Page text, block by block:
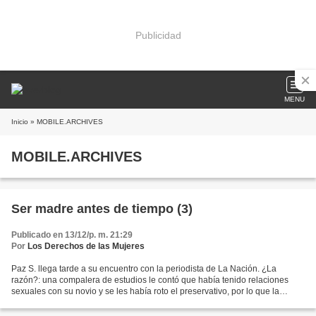
Publicidad
MENU
Inicio » MOBILE.ARCHIVES
MOBILE.ARCHIVES
Ser madre antes de tiempo (3)
Publicado en 13/12/p. m. 21:29
Por Los Derechos de las Mujeres
Paz S. llega tarde a su encuentro con la periodista de La Nación. ¿La
razón?: una compalera de estudios le contó que había tenido relaciones
sexuales con su novio y se les había roto el preservativo, por lo que la